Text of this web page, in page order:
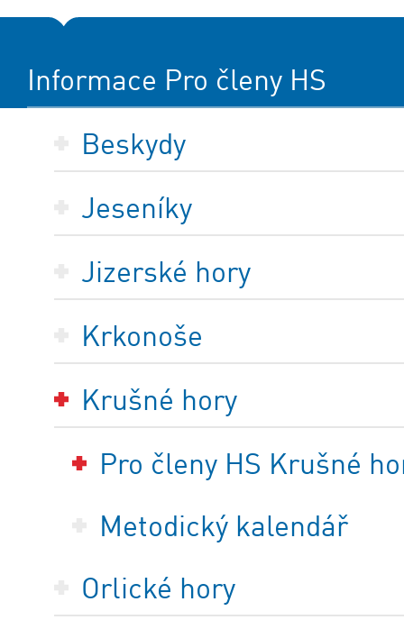
Informace Pro členy HS
Beskydy
Jeseníky
Jizerské hory
Krkonoše
Krušné hory
Pro členy HS Krušné
Metodický kalendář
Orlické hory